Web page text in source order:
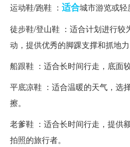
运动鞋/跑鞋 ： 适合城市游览或轻
徒步鞋/登山鞋 ：适合计划进行较
动，提供优秀的脚踝支撑和抓地力
船跟鞋 ：适合长时间行走，底面
平底凉鞋 ：适合温暖的天气，选
擦。
老爹鞋 ：适合长时间行走，提供
拍照的旅行者。